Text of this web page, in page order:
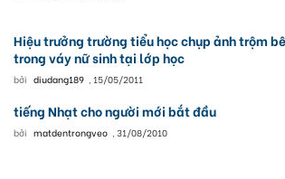
Hiệu trưởng trường tiểu học chụp ảnh trộm
trong váy nữ sinh tại lớp học
bởi diudang189 , 15/05/2011
tiếng Nhạt cho người mới bắt đầu
bởi matdentrongveo , 31/08/2010